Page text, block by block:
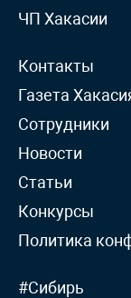
ЧП Хакасии
Контакты
Газета
Сотрудники
Новости
Статьи
Конкурсы
Политика
#Сибирь